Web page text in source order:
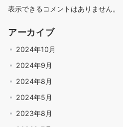
表示できるコメントはありません。
アーカイブ
2024年10月
2024年9月
2024年8月
2024年5月
2023年8月